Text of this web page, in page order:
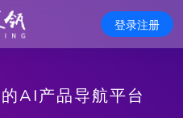
登录注册
AI产品导航平台